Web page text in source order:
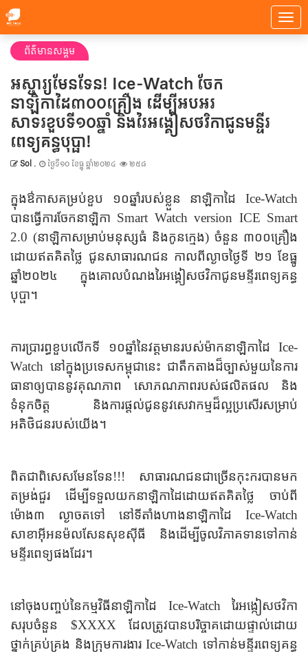
ព័ត៌មានសង្គម
អស្ចារ្យមែនទែន! Ice-Watch ចែក
នាឡិកាដៃ៣០០គ្រឿង ដើម្បីអបអរ
សាទរខួបទី១០ឆ្នាំ និងរៃអង្គៀសថវិកាជូនមន្ទីរ
ពេទ្យគន្ធបុប្ផា!
Sol . ថ្ងៃទី១០ ខែធ្នូ ឆ្នាំ២០២៤ ២៥៨
ក្នុងឳកាសគម្រប់ខួប ១០ឆ្នាំរបស់ខ្លួន នាឡិកាដៃ Ice-Watch
បានធ្វើការចែកនាឡិកា​ Smart Watch​ version ICE Smart
2.0 (នាឡិកាសម្រាប់មនុស្សធំ និងកូនក្មេង) ចំនួន ៣០០គ្រឿង
ដោយឥតគិតថ្លៃ ជូនសាធារណជន កាលពីល្ងាចថ្ងៃទី ២១ ខែធ្នូ
ឆ្នាំ២០២៤ ក្នុងគោលបំណងរៃអង្គៀសថវិកាជូនមន្ទីរពេទ្យគន្ធ
បុប្ផា។
ការប្រារព្ធខួបលើកទី ១០ឆ្នាំនៃវត្តមានរបស់ម៉ាកនាឡិកាដៃ Ice-
Watch ​នៅក្នុងប្រទេសកម្ពុជានេះ ជាតឹកតាងដ៏ច្បាស់មួយនៃការ
ធានាឲ្យបាននូវគុណភាព សោភណភាពរបស់ផលិតផល និង
ទំនុកចិត្ត និងការផ្តល់ជូននូវសេវាកម្មដ៏ល្អប្រសើរសម្រាប់
អតិថិជនរបស់យើង។
ពិតជាពិសេសមែនទែន!!! សាធារណជនជាច្រើនកុះករបានមក
តម្រង់ជួរ ដើម្បីទទួលយកនាឡិកាដៃដោយឥតគិតថ្លៃ ចាប់ពី
ម៉ោង៣ ល្ងាចតទៅ នៅទីតាំងហាងនាឡិកាដៃ​ Ice-Watch
សាខាអ៊ីអនម៉លសែនសុខស៊ីធី និងដើម្បីចូលវិភាគទានទៅកាន់
មន្ទីរពេទ្យផងដែរ។
នៅចុងបញ្ចប់នៃកម្មវិធីនាឡិកាដៃ Ice-Watch រៃអង្កៀសថវិកា
សរុបចំនួន $XXXX ដែលត្រូវបានបរិច្ចាគដោយផ្ទាល់ដោយ
ថ្នាក់គ្រប់គ្រង និងក្រុមការងារ Ice-Watch ទៅកាន់មន្ទីរពេទ្យគន្ធ